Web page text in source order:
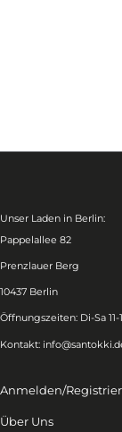
Unser Laden in Berlin:
Pappelallee 82
Prenzlauer Berg
10437 Berlin
Öffnungszeiten: Di-Sa 11-
Kontakt:
Anmelden/
Über Uns